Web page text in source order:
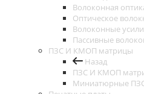
Волоконная
Оптическое
Волоконные
Пассивные
ПЗС И КМОП матрицы
Назад
ПЗС И КМОП
Миниатюрные